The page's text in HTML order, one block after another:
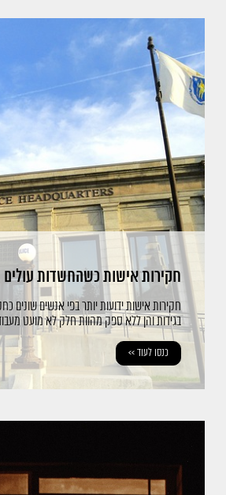
חקירות אישות כשהחשדות עולים
חקירות אישות ידועות יותר בפי אנשים שונים
בגידות והן ללא ספק מהוות חלק לא מועט
כנסו לעוד >>